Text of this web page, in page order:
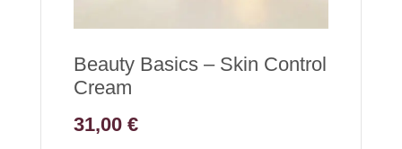
Beauty Basics – Skin Control
Cream
31,00 €